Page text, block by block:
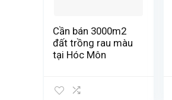
Cần bán 3000m2
đất trồng rau màu
tại Hóc Môn